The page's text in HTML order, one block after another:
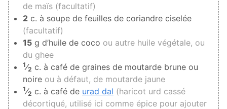
de maïs (facultatif)
2 c. à soupe de feuilles de coriandre ciselée
(facultatif)
15 g d’huile de coco ou autre huile végétale, ou
du ghee
1⁄2 c. à café de graines de moutarde brune ou
noire ou à défaut, de moutarde jaune
1⁄2 c. à café de urad dal (haricot urd cassé
décortiqué, utilisé ici comme épice pour ajouter